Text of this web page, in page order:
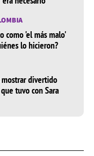
como 'el más malo'
lo hicieron?
mostrar divertido
tuvo con Sara